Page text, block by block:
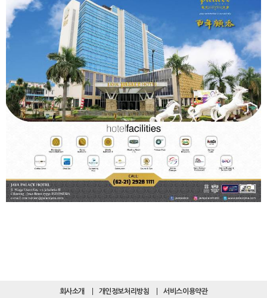
회사소개 개인정보처리방침 서비스이용약관